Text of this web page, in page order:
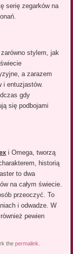
serię zegarków na
stylem, jak
a zarazem
i entuzjastów.
gdy
się podbojami
i Omega, tworzą
historią
to dwa
na całym świecie.
przeoczyć. To
i odwadze. W
pewien
thepermalink